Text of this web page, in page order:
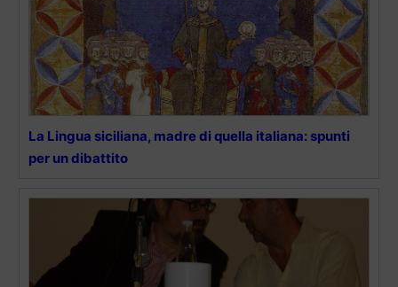
La Lingua siciliana, madre di quella italiana: spunti
per un dibattito